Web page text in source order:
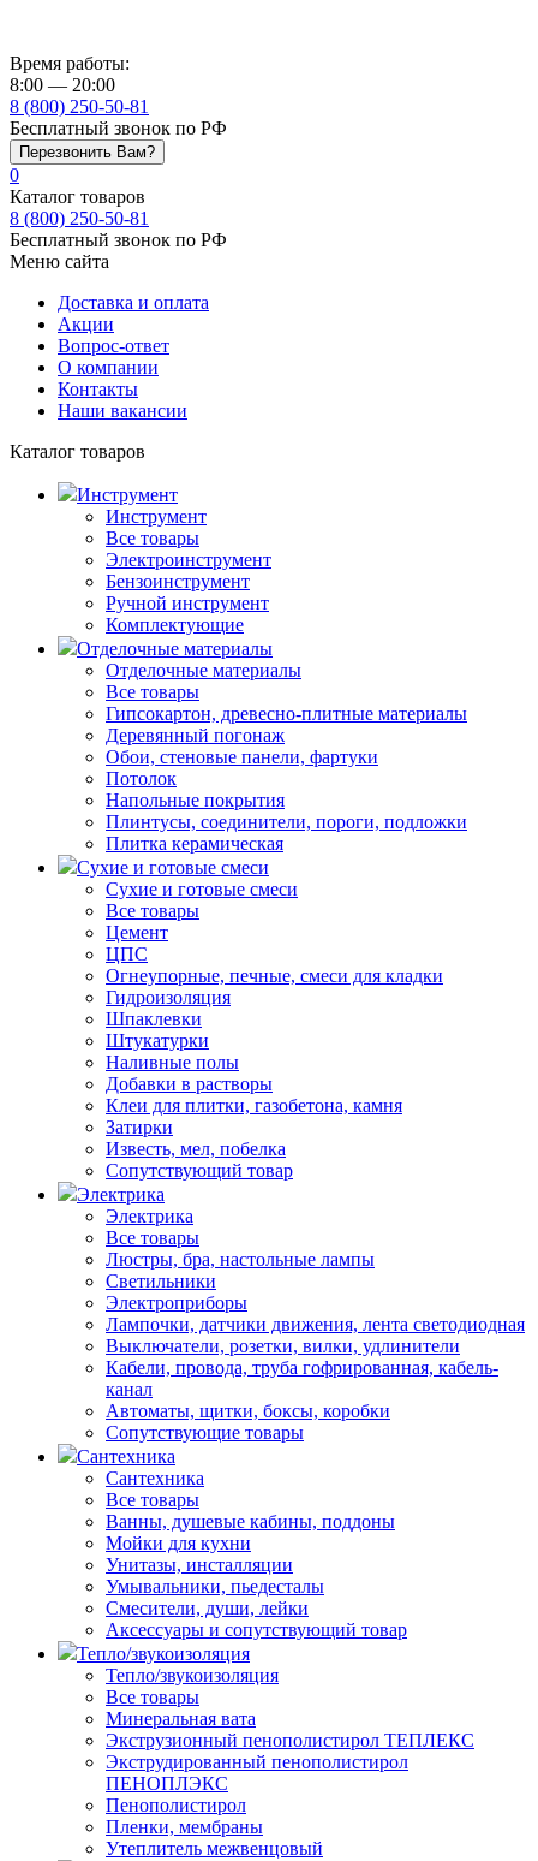
Время работы:
8:00 — 20:00
8 (800) 250-50-81
Бесплатный звонок по РФ
Перезвонить Вам?
0
Каталог товаров
8 (800) 250-50-81
Бесплатный звонок по РФ
Меню сайта
Доставка и оплата
Акции
Вопрос-ответ
О компании
Контакты
Наши вакансии
Каталог товаров
Инструмент
Инструмент
Все товары
Электроинструмент
Бензоинструмент
Ручной инструмент
Комплектующие
Отделочные материалы
Отделочные материалы
Все товары
Гипсокартон, древесно-плитные материалы
Деревянный погонаж
Обои, стеновые панели, фартуки
Потолок
Напольные покрытия
Плинтусы, соединители, пороги, подложки
Плитка керамическая
Сухие и готовые смеси
Сухие и готовые смеси
Все товары
Цемент
ЦПС
Огнеупорные, печные, смеси для кладки
Гидроизоляция
Шпаклевки
Штукатурки
Наливные полы
Добавки в растворы
Клеи для плитки, газобетона, камня
Затирки
Известь, мел, побелка
Сопутствующий товар
Электрика
Электрика
Все товары
Люстры, бра, настольные лампы
Светильники
Электроприборы
Лампочки, датчики движения, лента светодиодная
Выключатели, розетки, вилки, удлинители
Кабели, провода, труба гофрированная, кабель-
канал
Автоматы, щитки, боксы, коробки
Сопутствующие товары
Сантехника
Сантехника
Все товары
Ванны, душевые кабины, поддоны
Мойки для кухни
Унитазы, инсталляции
Умывальники, пьедесталы
Смесители, души, лейки
Аксессуары и сопутствующий товар
Тепло/звукоизоляция
Тепло/звукоизоляция
Все товары
Минеральная вата
Экструзионный пенополистирол ТЕПЛЕКС
Экструдированный пенополистирол
ПЕНОПЛЭКС
Пенополистирол
Пленки, мембраны
Утеплитель межвенцовый